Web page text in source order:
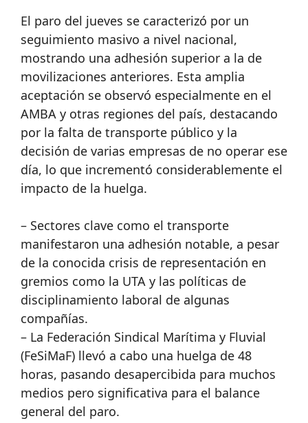
El paro del jueves se caracterizó por un
seguimiento masivo a nivel nacional,
mostrando una adhesión superior a la de
movilizaciones anteriores. Esta amplia
aceptación se observó especialmente en el
AMBA y otras regiones del país, destacando
por la falta de transporte público y la
decisión de varias empresas de no operar ese
día, lo que incrementó considerablemente el
impacto de la huelga.
– Sectores clave como el transporte
manifestaron una adhesión notable, a pesar
de la conocida crisis de representación en
gremios como la UTA y las políticas de
disciplinamiento laboral de algunas
compañías.
– La Federación Sindical Marítima y Fluvial
(FeSiMaF) llevó a cabo una huelga de 48
horas, pasando desapercibida para muchos
medios pero significativa para el balance
general del paro.